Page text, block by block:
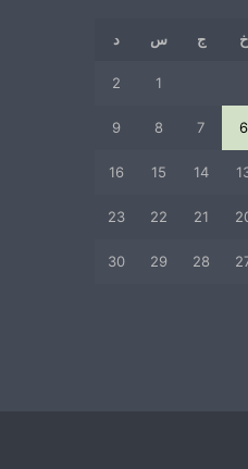
خ ج س د
1
2
6
7
8
9
14
15
16
21
22
23
28
29
30